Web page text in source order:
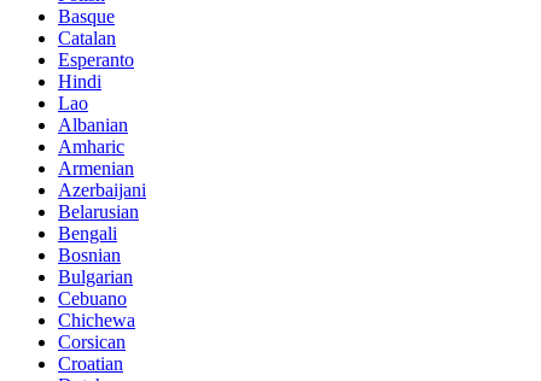
Basque
Catalan
Esperanto
Hindi
Lao
Albanian
Amharic
Armenian
Azerbaijani
Belarusian
Bengali
Bosnian
Bulgarian
Cebuano
Chichewa
Corsican
Croatian